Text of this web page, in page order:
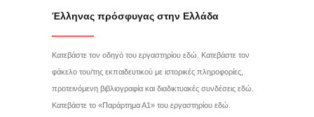
Έλληνας πρόσφυγας στην Ελλάδα
Κατεβάστε τον οδηγό του εργαστηρίου εδώ. Κατεβάστε τον
φάκελο του/της εκπαιδευτικού με ιστορικές πληροφορίες,
προτεινόμενη βιβλιογραφία και διαδικτυακές συνδέσεις εδώ.
Κατεβάστε το «Παράρτημα Α1» του εργαστηρίου εδώ.